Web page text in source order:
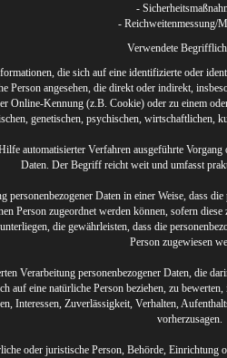
-
- Reichweitenmessung/
Verwendete
die sich auf eine identifizierte oder
Person angesehen, die direkt oder indirekt,
Online-Kennung (z.B. Cookie) oder zu einem
genetischen, psychischen, wirtschaftlichen,
automatisierter Verfahren ausgeführte
Daten. Der Begriff reicht weit und umfasst
personenbezogener Daten in einer Weise, dass
Person zugeordnet werden können, sofern
die gewährleisten, dass die
Person zugewiesen
Verarbeitung personenbezogener Daten, die
auf eine natürliche Person beziehen, zu
Interessen, Zuverlässigkeit, Verhalten,
vorherzusagen.
oder juristische Person, Behörde, Einrichtung